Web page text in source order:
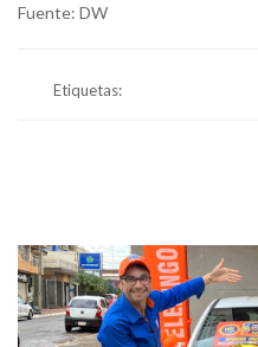
Fuente: DW
Etiquetas: